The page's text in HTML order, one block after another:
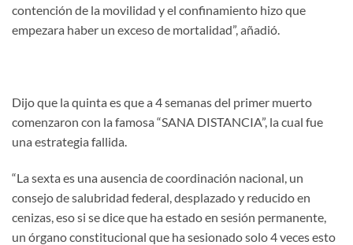
contención de la movilidad y el confinamiento hizo que
empezara haber un exceso de mortalidad”, añadió.
Dijo que la quinta es que a 4 semanas del primer muerto
comenzaron con la famosa “SANA DISTANCIA”, la cual fue
una estrategia fallida.
“La sexta es una ausencia de coordinación nacional, un
consejo de salubridad federal, desplazado y reducido en
cenizas, eso si se dice que ha estado en sesión permanente,
un órgano constitucional que ha sesionado solo 4 veces esto